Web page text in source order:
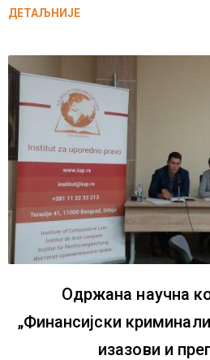
ДЕТАЉНИЈЕ
Одржана научна
„Финансијски
изазови и